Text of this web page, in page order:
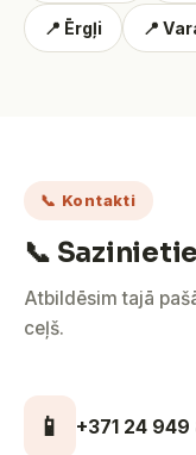
📍 Ērgļi 📍
📞 Kontakti
📞
Atbildēsim tajā
ceļš.
📱 +371 24 949